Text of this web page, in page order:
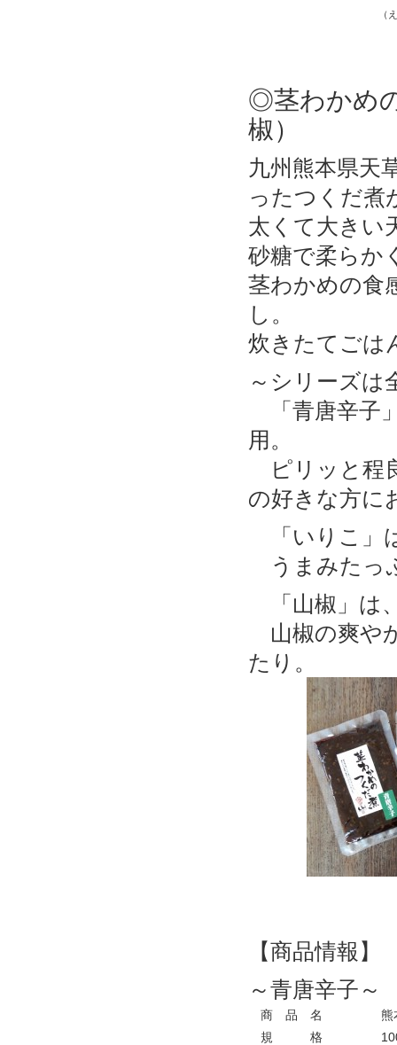
（え
◎茎わかめ
椒）
九州熊本県天
ったつくだ煮
太くて大きい
砂糖で柔らか
茎わかめの食
し。
炊きたてごは
～シリーズは
「青唐辛子
用。
ピリッと程
の好きな方に
「いりこ」
うまみたっ
「山椒」は
山椒の爽や
たり。
【商品情報】
～青唐辛子～
商 品 名
規 格
熊